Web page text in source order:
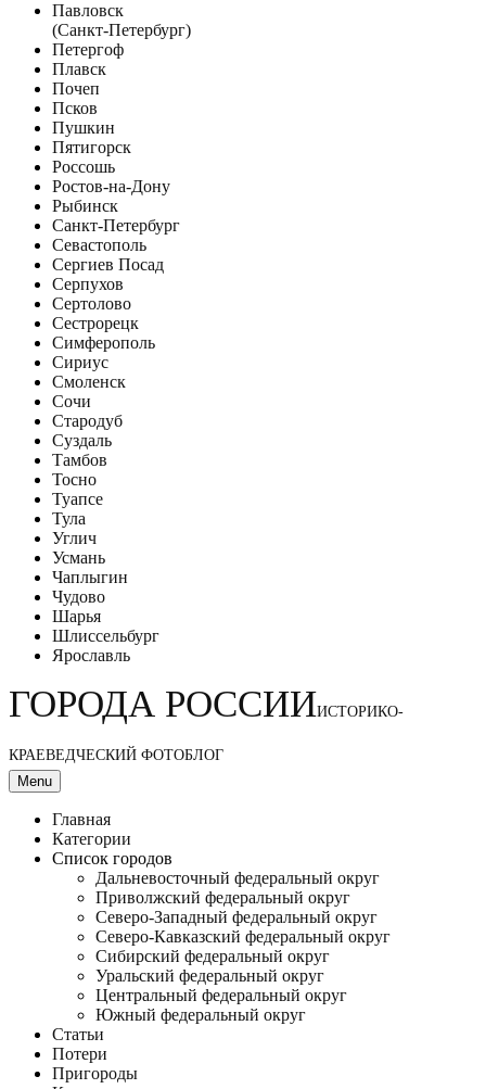
Павловск
(Санкт-Петербург)
Петергоф
Плавск
Почеп
Псков
Пушкин
Пятигорск
Россошь
Ростов-на-Дону
Рыбинск
Санкт-Петербург
Севастополь
Сергиев Посад
Серпухов
Сертолово
Сестрорецк
Симферополь
Сириус
Смоленск
Сочи
Стародуб
Суздаль
Тамбов
Тосно
Туапсе
Тула
Углич
Усмань
Чаплыгин
Чудово
Шарья
Шлиссельбург
Ярославль
ГОРОДА РОССИИИСТОРИКО-
КРАЕВЕДЧЕСКИЙ ФОТОБЛОГ
Menu
Главная
Категории
Список городов
Дальневосточный федеральный округ
Приволжский федеральный округ
Северо-Западный федеральный округ
Северо-Кавказский федеральный округ
Сибирский федеральный округ
Уральский федеральный округ
Центральный федеральный округ
Южный федеральный округ
Статьи
Потери
Пригороды